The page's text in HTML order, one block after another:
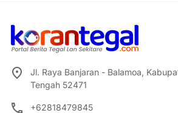
Jl. Raya Banjaran - Balamoa,
Tengah 52471
+62818479845